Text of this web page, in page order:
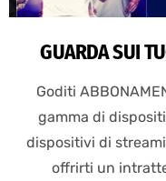
GUARDA SUI
Goditi
gamma di
dispositivi di
offrirti un